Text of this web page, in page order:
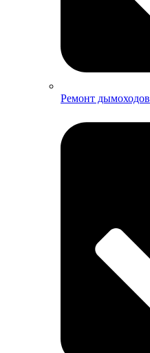
Ремонт дымоходов